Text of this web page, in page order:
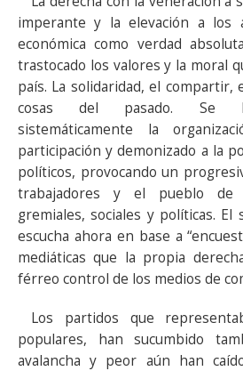
imperante y la elevación a los
económica como verdad
trastocado los valores y la moral
país. La solidaridad, el compartir,
cosas del pasado. Se
sistemáticamente la
participación y demonizado a la
políticos, provocando un
trabajadores y el pueblo de
gremiales, sociales y políticas.
escucha ahora en base a
mediáticas que la propia
férreo control de los medios de
Los partidos que
populares, han sucumbido
avalancha y peor aún han